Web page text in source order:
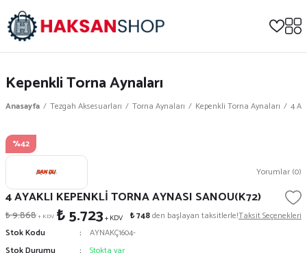
Kepenkli Torna Aynaları
Anasayfa Tezgah Aksesuarları Torna Aynaları Kepenkli Torna Aynaları 4
%42
Yorumlar (0)
4 AYAKLI KEPENKLİ TORNA AYNASI SANOU(K72)
₺ 9.868+ KDV ₺ 5.723+ KDV ₺ 748den başlayan taksitlerle!Taksit Seçenekleri
Stok Kodu
AYNAKÇ1604-